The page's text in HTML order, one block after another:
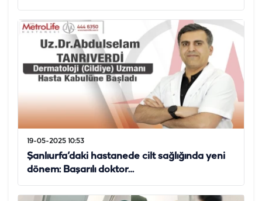
19-05-2025 10:53
Şanlıurfa’daki hastanede cilt sağlığında yeni
dönem: Başarılı doktor…